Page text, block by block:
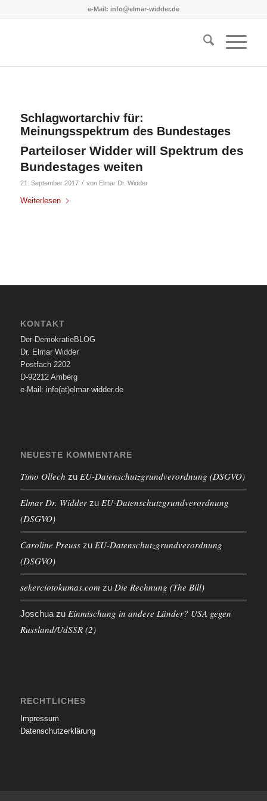
e-Mail: info@elmar-widder.de
Schlagwortarchiv für:
Meinungsspektrum des Bundestages
Parteiloser Widder will Spektrum des
Bundestages weiten
21. September 2017 / von Elmar Dr. Widder
Weiterlesen
KONTAKT
Der-DemokratieBLOG
Dr. Elmar Widder
Postfach 2202
D-92212 Amberg
e-Mail: info(at)elmar-widder.de
NEUESTE KOMMENTARE
Timo Ollech zu EU-Datenschutzgrundverordnung (DSGVO)
Elmar Dr. Widderzu EU-Datenschutzgrundverordnung
(DSGVO)
Caroline Preusszu EU-Datenschutzgrundverordnung
(DSGVO)
sekerciotokumas.comzu Die Rechnung (The Bill)
Joschuazu Einmischung in andere Länder? USA gegen
Russland/UdSSR (2)
RECHTLICHES
Impressum
Datenschutzerklärung